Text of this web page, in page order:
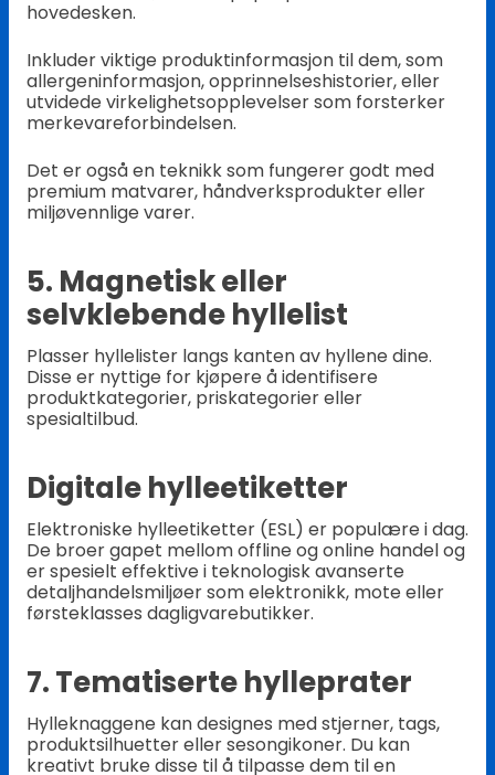
hovedesken.
Inkluder viktige produktinformasjon til dem, som
allergeninformasjon, opprinnelseshistorier, eller
utvidede virkelighetsopplevelser som forsterker
merkevareforbindelsen.
Det er også en teknikk som fungerer godt med
premium matvarer, håndverksprodukter eller
miljøvennlige varer.
5. Magnetisk eller
selvklebende hyllelist
Plasser hyllelister langs kanten av hyllene dine.
Disse er nyttige for kjøpere å identifisere
produktkategorier, priskategorier eller
spesialtilbud.
Digitale hylleetiketter
Elektroniske hylleetiketter (ESL) er populære i dag.
De broer gapet mellom offline og online handel og
er spesielt effektive i teknologisk avanserte
detaljhandelsmiljøer som elektronikk, mote eller
førsteklasses dagligvarebutikker.
7. Tematiserte hylleprater
Hylleknaggene kan designes med stjerner, tags,
produktsilhuetter eller sesongikoner. Du kan
kreativt bruke disse til å tilpasse dem til en